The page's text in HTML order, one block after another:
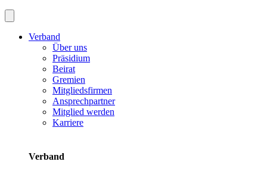
Verband
Über uns
Präsidium
Beirat
Gremien
Mitgliedsfirmen
Ansprechpartner
Mitglied werden
Karriere
Verband